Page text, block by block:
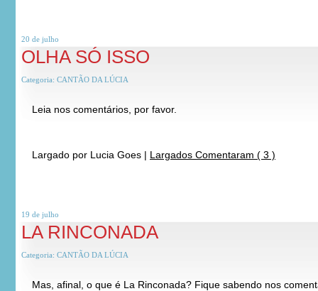
20 de julho
OLHA SÓ ISSO
Categoria: CANTÃO DA LÚCIA
Leia nos comentários, por favor.
Largado por Lucia Goes | Largados Comentaram ( 3 )
19 de julho
LA RINCONADA
Categoria: CANTÃO DA LÚCIA
Mas, afinal, o que é La Rinconada? Fique sabendo nos